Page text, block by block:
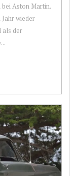
Aston Martin.
wieder
als der